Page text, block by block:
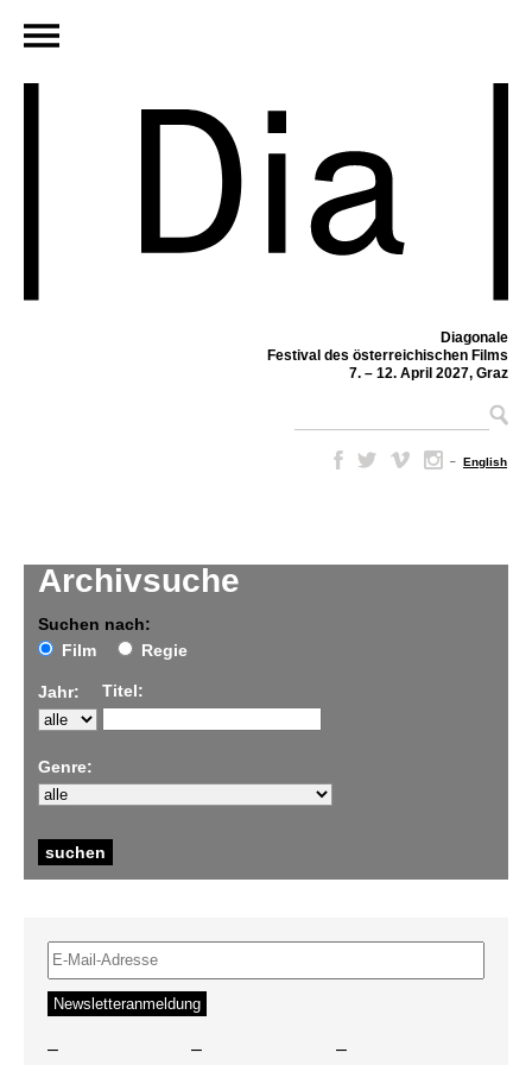
Diagonale
Festival des österreichischen Films
7. – 12. April 2027, Graz
– English
Archivsuche
Suchen nach:
Film
Regie
Jahr: Titel:
Genre:
– – –